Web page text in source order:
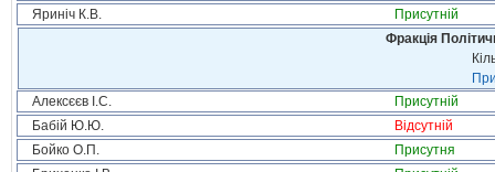
Яриніч К.В.
Присутній
Фракція
Алексєєв І.С.
Присутній
Бабій Ю.Ю.
Відсутній
Бойко О.П.
Присутня